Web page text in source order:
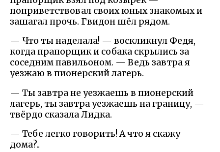
поприветствовал своих юных знакомых и
зашагал прочь. Гвидон шёл рядом.
— Что ты наделала! — воскликнул Федя,
когда прапорщик и собака скрылись за
соседним павильоном. — Ведь завтра я
уезжаю в пионерский лагерь.
— Ты завтра не уезжаешь в пионерский
лагерь, ты завтра уезжаешь на границу, —
твёрдо сказала Лидка.
— Тебе легко говорить! А что я скажу
дома?..